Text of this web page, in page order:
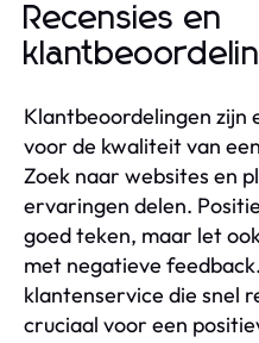
Recensies en
Klantbeoordelingen zijn
voor de kwaliteit van
Zoek naar websites en
ervaringen delen.
goed teken, maar let
met negatieve
klantenservice die snel
cruciaal voor een